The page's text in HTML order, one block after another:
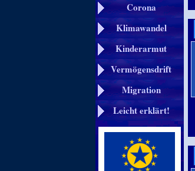
Corona
Klimawandel
Kinderarmut
Vermögensdrift
Migration
Leicht erklärt!